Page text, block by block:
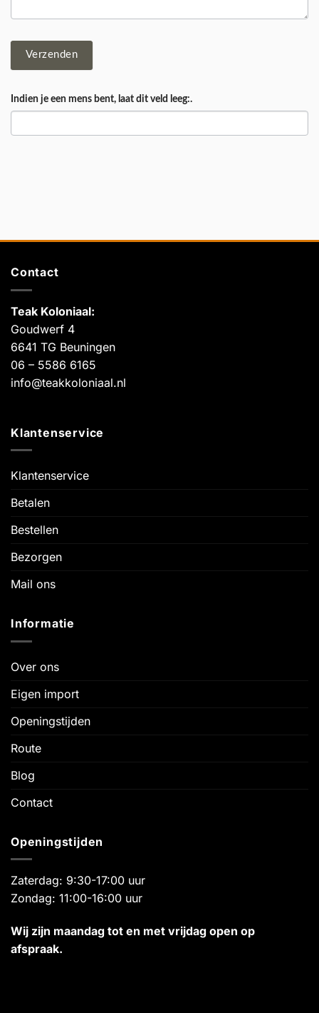
Verzenden
Indien je een mens bent, laat dit veld leeg:.
Contact
Teak Koloniaal:
Goudwerf 4
6641 TG Beuningen
06 – 5586 6165
info@teakkoloniaal.nl
Klantenservice
Klantenservice
Betalen
Bestellen
Bezorgen
Mail ons
Informatie
Over ons
Eigen import
Openingstijden
Route
Blog
Contact
Openingstijden
Zaterdag: 9:30-17:00 uur
Zondag: 11:00-16:00 uur
Wij zijn maandag tot en met vrijdag open op
afspraak.